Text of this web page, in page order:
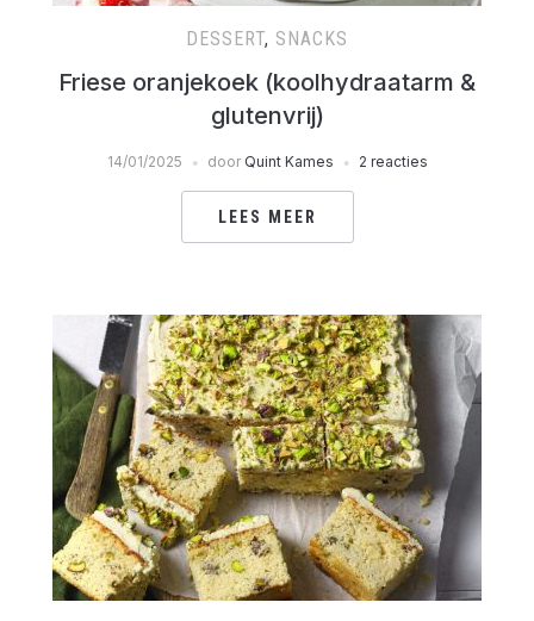
DESSERT, SNACKS
Friese oranjekoek (koolhydraatarm &
glutenvrij)
14/01/2025 door Quint Kames 2 reacties
LEES MEER